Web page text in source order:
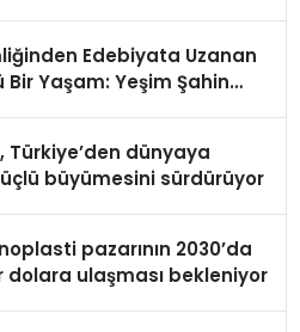
Edebiyata Uzanan
Bir Yaşam: Yeşim Şahin
Türkiye’den dünyaya
büyümesini sürdürüyor
pazarının 2030’da
dolara ulaşması bekleniyor